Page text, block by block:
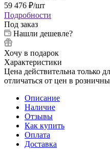
59 476 ₽/шт
Подробности
Под заказ
Нашли дешевле?
Хочу в подарок
Характеристики
Цена действительна только
отличаться от цен в
Описание
Наличие
Отзывы
Как купить
Оплата
Доставка